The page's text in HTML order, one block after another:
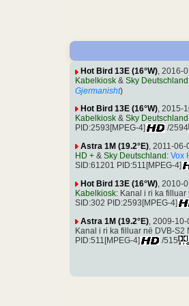
Hot Bird 13E (16°W), 2016-
Kabelkiosk & Sky Deutschland
Gjermanisht)
Hot Bird 13E (16°W), 2015-
Kabelkiosk & Sky Deutschland
PID:2593[MPEG-4]
/2594
Astra 1M (19.2°E), 2011-06-
HD + & Sky Deutschland : Vox
SID:61201 PID:511[MPEG-4]
Hot Bird 13E (16°W) , 2010-
Kabelkiosk: Kanal i ri ka
SID:302 PID:2593[MPEG-4]
Astra 1M (19.2°E) , 2009-10-
Kanal i ri ka filluar në DVB-S2
PID:511[MPEG-4]
/515